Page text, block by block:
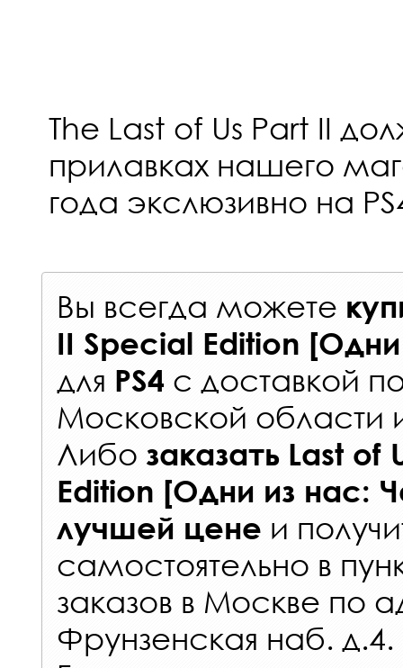
The Last of Us Part II
прилавках нашего
года экслюзивно на
Вы всегда можете
II Special Edition
для PS4 с доставкой
Московской области
Либо заказать Last of
Edition [Одни из нас:
лучшей цене и
самостоятельно в
заказов в Москве по
Фрунзенская наб. д.4.